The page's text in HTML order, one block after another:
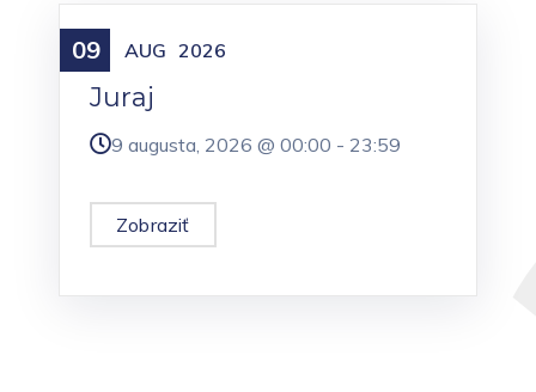
09 AUG 2026
Meniny
Juraj
9 augusta, 2026 @ 00:00 - 23:59
Zobraziť